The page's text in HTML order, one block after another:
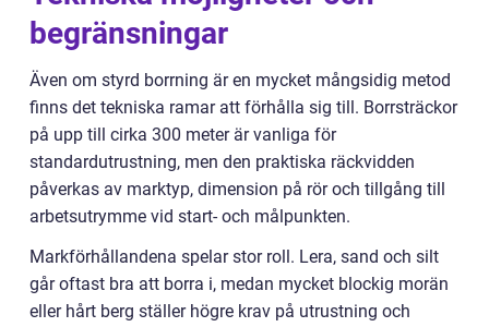
begränsningar
Även om styrd borrning är en mycket mångsidig metod
finns det tekniska ramar att förhålla sig till. Borrsträckor
på upp till cirka 300 meter är vanliga för
standardutrustning, men den praktiska räckvidden
påverkas av marktyp, dimension på rör och tillgång till
arbetsutrymme vid start- och målpunkten.
Markförhållandena spelar stor roll. Lera, sand och silt
går oftast bra att borra i, medan mycket blockig morän
eller hårt berg ställer högre krav på utrustning och